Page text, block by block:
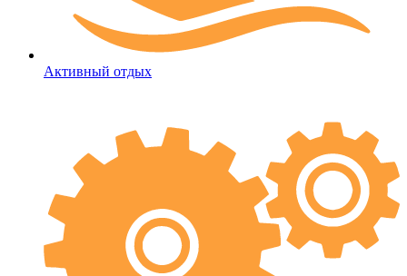
Активный отдых